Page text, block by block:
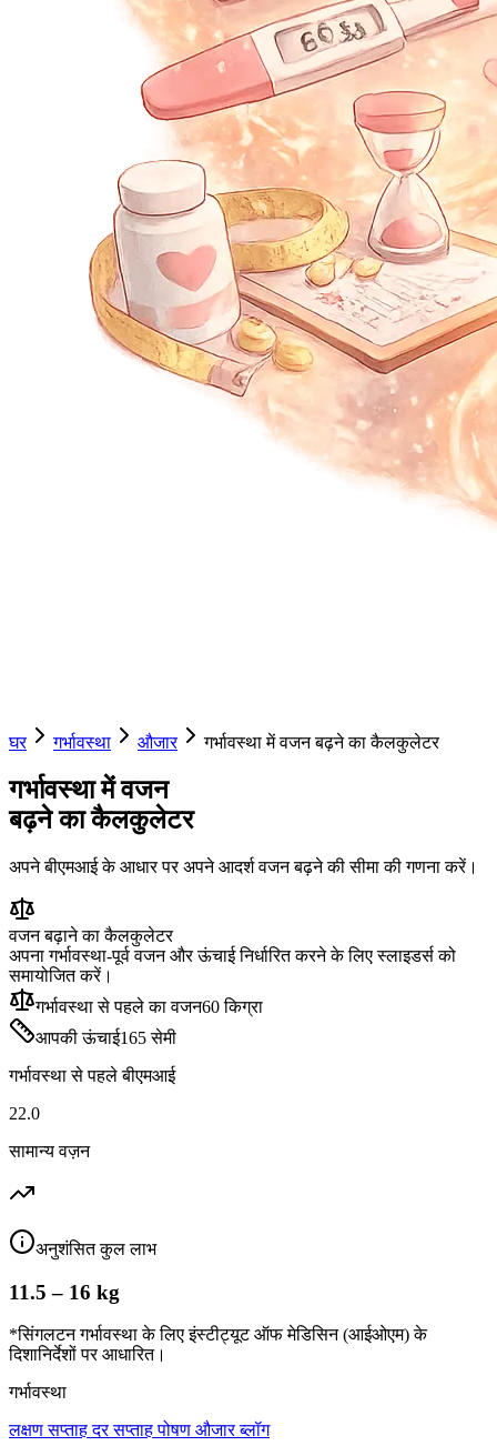
घर गर्भावस्था औजार गर्भावस्था में वजन बढ़ने का कैलकुलेटर
गर्भावस्था में वजन
बढ़ने का कैलकुलेटर
अपने बीएमआई के आधार पर अपने आदर्श वजन बढ़ने की सीमा की गणना करें।
वजन बढ़ाने का कैलकुलेटर
अपना गर्भावस्था-पूर्व वजन और ऊंचाई निर्धारित करने के लिए स्लाइडर्स को
समायोजित करें।
गर्भावस्था से पहले का वजन60 किग्रा
आपकी ऊंचाई165 सेमी
गर्भावस्था से पहले बीएमआई
22.0
सामान्य वज़न
अनुशंसित कुल लाभ
11.5 – 16 kg
*सिंगलटन गर्भावस्था के लिए इंस्टीट्यूट ऑफ मेडिसिन (आईओएम) के
दिशानिर्देशों पर आधारित।
गर्भावस्था
लक्षणसप्ताह दर सप्ताहपोषण औजारब्लॉग